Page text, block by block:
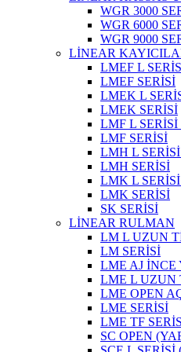
WGR 3000
WGR 6000
WGR 9000
LİNEAR
LMEF L
LMEF SERİSİ
LMEK L
LMEK SERİSİ
LMF L
LMF SERİSİ
LMH L
LMH SERİSİ
LMK L
LMK SERİSİ
SK SERİSİ
LİNEAR RULMAN
LM L UZUN
LM SERİSİ
LME AJ İNCE
LME L UZUN
LME OPEN
LME SERİSİ
LME TF
SC OPEN